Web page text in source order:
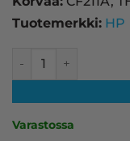
Tuotemerkki: HP
HP 131A
Varastossa